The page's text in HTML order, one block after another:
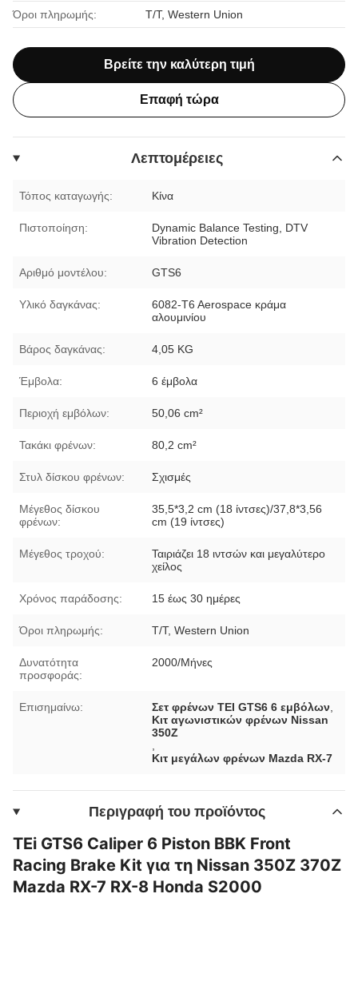
Όροι πληρωμής: T/T, Western Union
Βρείτε την καλύτερη τιμή
Επαφή τώρα
Λεπτομέρειες
Τόπος καταγωγής: Κίνα
Πιστοποίηση:
Dynamic Balance Testing, DTV
Vibration Detection
Αριθμό μοντέλου: GTS6
Υλικό δαγκάνας:
6082-T6 Aerospace κράμα
αλουμινίου
Βάρος δαγκάνας: 4,05 KG
Έμβολα: 6 έμβολα
Περιοχή εμβόλων: 50,06 cm²
Τακάκι φρένων: 80,2 cm²
Στυλ δίσκου φρένων: Σχισμές
Μέγεθος δίσκου
φρένων:
35,5*3,2 cm (18 ίντσες)/37,8*3,56
cm (19 ίντσες)
Μέγεθος τροχού:
Ταιριάζει 18 ιντσών και μεγαλύτερο
χείλος
Χρόνος παράδοσης: 15 έως 30 ημέρες
Όροι πληρωμής: T/T, Western Union
Δυνατότητα
προσφοράς:
2000/Μήνες
Επισημαίνω: Σετ φρένων TEI GTS6 6 εμβόλων
Κιτ αγωνιστικών φρένων Nissan
350Z
Κιτ μεγάλων φρένων Mazda RX-7
Περιγραφή του προϊόντος
TEi GTS6 Caliper 6 Piston BBK Front
Racing Brake Kit για τη Nissan 350Z 370Z
Mazda RX-7 RX-8 Honda S2000